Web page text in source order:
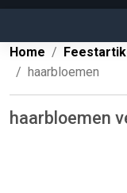
Home
haarbloemen
haarbloemen